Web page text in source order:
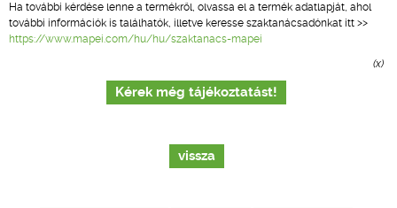
Ha további kérdése lenne a termékről, olvassa el a termék adatlapját, ahol
további információk is találhatók, illetve keresse szaktanácsadónkat itt >>
https://www.mapei.com/hu/hu/szaktanacs-mapei
(x)
Kérek még tájékoztatást!
vissza